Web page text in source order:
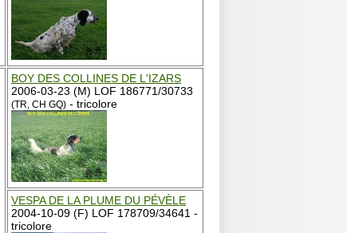
BOY DES COLLINES DE L'IZARS
2006-03-23 (M) LOF 186771/30733
(TR, CH GQ) - tricolore
VESPA DE LA PLUME DU PÉVÈLE
2004-10-09 (F) LOF 178709/34641 -
tricolore